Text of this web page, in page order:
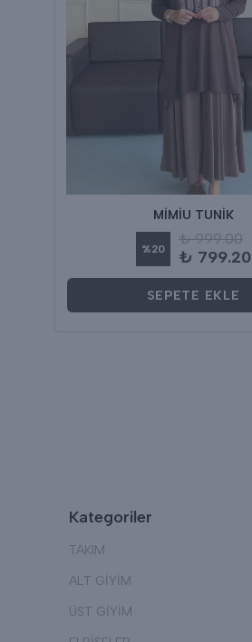
MİMİU TUNİK
%20
₺ 999.00
₺ 799.20
SEPETE EKLE
Kategoriler
TAKIM
ALT GİYİM
ÜST GİYİM